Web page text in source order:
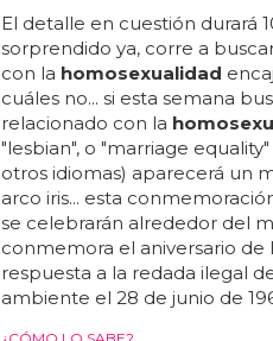
con su aseveración de que
puede alcanzar este fin está
español dice que la
que se puede y debe curar
porque claro, él, tan buen
homosexualidadno es
una persona tiene un
dice"... las perlas del anciano
responder que para él la
deficiente de manifestar la
estructura y un fin, que es el
DETALLAZO
Homosexualidad en la